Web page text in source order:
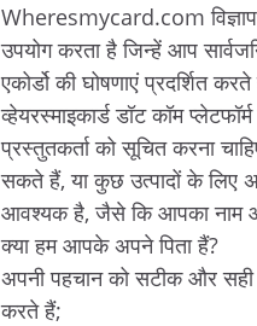
Wheresmycard.com
उपयोग करता है जिन्हें आप
एकोर्डो की घोषणाएं प्रदर्शित
व्हेयरस्माइकार्ड डॉट कॉम
प्रस्तुतकर्ता को सूचित करना
सकते हैं, या कुछ उत्पादों के लिए
आवश्यक है, जैसे कि आपका नाम
क्या हम आपके अपने पिता हैं?
अपनी पहचान को सटीक और
करते हैं;